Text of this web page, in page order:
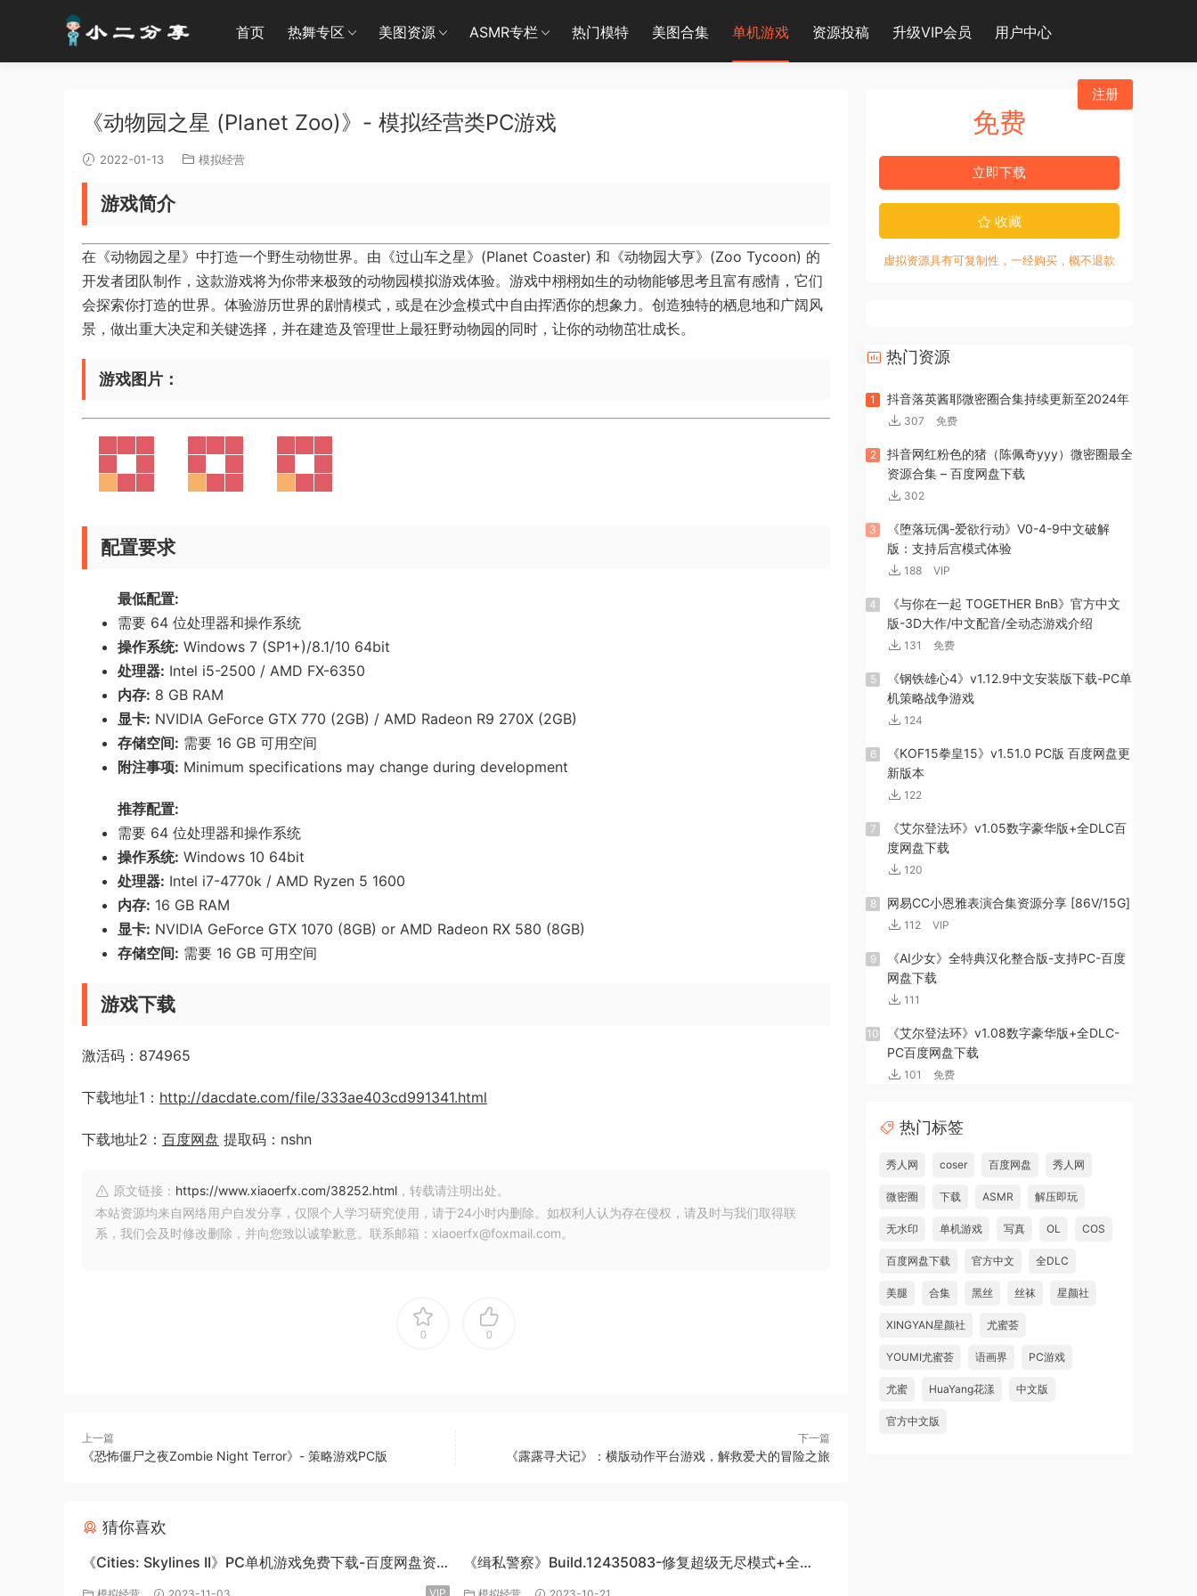
首页 热舞专区 美图资源 ASMR专栏 热门模特 美图合集 单机游戏 资源投稿 升级VIP会员 用户中心
注册
《动物园之星 (Planet Zoo)》- 模拟经营类PC游戏
2022-01-13 模拟经营
游戏简介
在《动物园之星》中打造一个野生动物世界。由《过山车之星》(Planet Coaster) 和《动物园大亨》(Zoo Tycoon) 的
开发者团队制作，这款游戏将为你带来极致的动物园模拟游戏体验。游戏中栩栩如生的动物能够思考且富有感情，它们
会探索你打造的世界。体验游历世界的剧情模式，或是在沙盒模式中自由挥洒你的想象力。创造独特的栖息地和广阔风
景，做出重大决定和关键选择，并在建造及管理世上最狂野动物园的同时，让你的动物茁壮成长。
游戏图片：
配置要求
最低配置:
需要 64 位处理器和操作系统
操作系统: Windows 7 (SP1+)/8.1/10 64bit
处理器: Intel i5-2500 / AMD FX-6350
内存: 8 GB RAM
显卡: NVIDIA GeForce GTX 770 (2GB) / AMD Radeon R9 270X (2GB)
存储空间: 需要 16 GB 可用空间
附注事项: Minimum specifications may change during development
推荐配置:
需要 64 位处理器和操作系统
操作系统: Windows 10 64bit
处理器: Intel i7-4770k / AMD Ryzen 5 1600
内存: 16 GB RAM
显卡: NVIDIA GeForce GTX 1070 (8GB) or AMD Radeon RX 580 (8GB)
存储空间: 需要 16 GB 可用空间
游戏下载
激活码：874965
下载地址1： http://dacdate.com/file/333ae403cd991341.html
下载地址2： 百度网盘 提取码：nshn
原文链接： https://www.xiaoerfx.com/38252.html ，转载请注明出处。
本站资源均来自网络用户自发分享，仅限个人学习研究使用，请于24小时内删除。如权利人认为存在侵权，请及时与我们取得联
系，我们会及时修改删除，并向您致以诚挚歉意。联系邮箱：xiaoerfx@foxmail.com。
0 0
上一篇
《恐怖僵尸之夜Zombie Night Terror》- 策略游戏PC版
下一篇
《露露寻犬记》：横版动作平台游戏，解救爱犬的冒险之旅
猜你喜欢
《Cities: Skylines II》PC单机游戏免费下载-百度网盘资
源
VIP
《缉私警察》Build.12435083-修复超级无尽模式+全
DLC-官方中文-免费下载
免费
立即下载
收藏
虚拟资源具有可复制性，一经购买，概不退款
热门资源
1 抖音落英酱耶微密圈合集持续更新至2024年
307 免费
2
抖音网红粉色的猪（陈佩奇yyy）微密圈最全
资源合集 – 百度网盘下载
302
3
《堕落玩偶-爱欲行动》V0-4-9中文破解
版：支持后宫模式体验
188 VIP
4
《与你在一起 TOGETHER BnB》官方中文
版-3D大作/中文配音/全动态游戏介绍
131 免费
5
《钢铁雄心4》v1.12.9中文安装版下载-PC单
机策略战争游戏
124
6
《KOF15拳皇15》v1.51.0 PC版 百度网盘更
新版本
122
7
《艾尔登法环》v1.05数字豪华版+全DLC百
度网盘下载
120
8 网易CC小恩雅表演合集资源分享 [86V/15G]
112 VIP
9
《AI少女》全特典汉化整合版-支持PC-百度
网盘下载
111
10
《艾尔登法环》v1.08数字豪华版+全DLC-
PC百度网盘下载
101 免费
热门标签
秀人网 coser 百度网盘 秀人网
微密圈 下载 ASMR 解压即玩
无水印 单机游戏 写真 OL COS
百度网盘下载 官方中文 全DLC
美腿 合集 黑丝 丝袜 星颜社
XINGYAN星颜社 尤蜜荟
YOUMI尤蜜荟 语画界 PC游戏
尤蜜 HuaYang花漾 中文版
官方中文版